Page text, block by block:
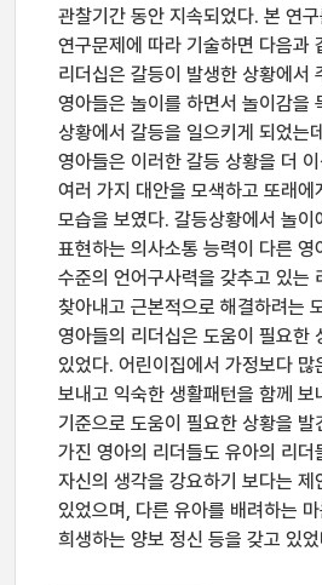
관찰기간 동안 지속되었다. 본 연
연구문제에 따라 기술하면 다음과
리더십은 갈등이 발생한 상황에서
영아들은 놀이를 하면서 놀이감을
상황에서 갈등을 일으키게 되었는
영아들은 이러한 갈등 상황을 더
여러 가지 대안을 모색하고 또래에
모습을 보였다. 갈등상황에서 놀이
표현하는 의사소통 능력이 다른 영
수준의 언어구사력을 갖추고 있는
찾아내고 근본적으로 해결하려는
영아들의 리더십은 도움이 필요한
있었다. 어린이집에서 가정보다 많
보내고 익숙한 생활패턴을 함께 보
기준으로 도움이 필요한 상황을
가진 영아의 리더들도 유아의 리더
자신의 생각을 강요하기 보다는 제
있었으며, 다른 유아를 배려하는
희생하는 양보 정신 등을 갖고 있